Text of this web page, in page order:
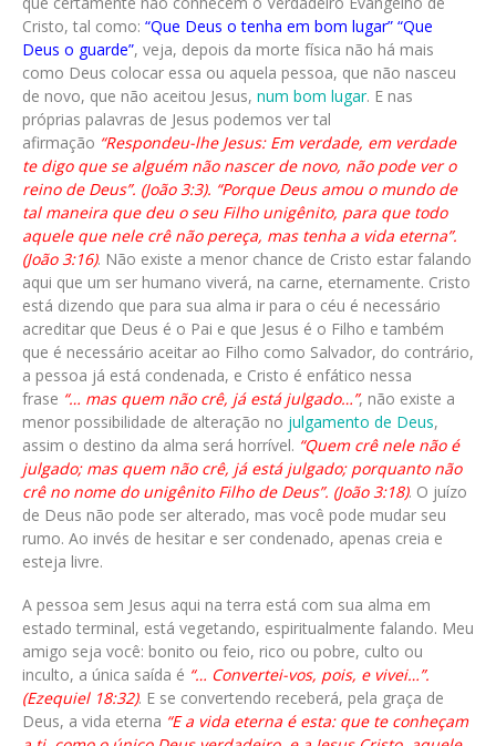
Cristo, tal como: “Que Deus o tenha em bom lugar” “Que
Deus o guarde”, veja, depois da morte física não há mais
como Deus colocar essa ou aquela pessoa, que não nasceu
de novo, que não aceitou Jesus, num bom lugar. E nas
próprias palavras de Jesus podemos ver tal
afirmação “Respondeu-lhe Jesus: Em verdade, em verdade
te digo que se alguém não nascer de novo, não pode ver o
reino de Deus”. (João 3:3). “Porque Deus amou o mundo de
tal maneira que deu o seu Filho unigênito, para que todo
aquele que nele crê não pereça, mas tenha a vida eterna”.
(João 3:16). Não existe a menor chance de Cristo estar falando
aqui que um ser humano viverá, na carne, eternamente. Cristo
está dizendo que para sua alma ir para o céu é necessário
acreditar que Deus é o Pai e que Jesus é o Filho e também
que é necessário aceitar ao Filho como Salvador, do contrário,
a pessoa já está condenada, e Cristo é enfático nessa
frase “… mas quem não crê, já está julgado…”, não existe a
menor possibilidade de alteração no julgamento de Deus,
assim o destino da alma será horrível. “Quem crê nele não é
julgado; mas quem não crê, já está julgado; porquanto não
crê no nome do unigênito Filho de Deus”. (João 3:18). O juízo
de Deus não pode ser alterado, mas você pode mudar seu
rumo. Ao invés de hesitar e ser condenado, apenas creia e
esteja livre.
A pessoa sem Jesus aqui na terra está com sua alma em
estado terminal, está vegetando, espiritualmente falando. Meu
amigo seja você: bonito ou feio, rico ou pobre, culto ou
inculto, a única saída é “… Convertei-vos, pois, e vivei…”.
(Ezequiel 18:32). E se convertendo receberá, pela graça de
Deus, a vida eterna “E a vida eterna é esta: que te conheçam